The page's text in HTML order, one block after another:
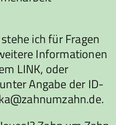
ich für Fragen
Informationen
LINK, oder
Angabe der ID-